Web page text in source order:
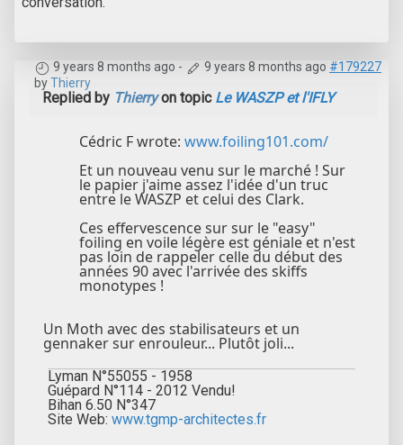
9 years 8 months ago - 9 years 8 months ago #179227
byThierry
Replied by Thierryon topic Le WASZP et l'IFLY
Cédric F wrote: www.foiling101.com/
Et un nouveau venu sur le marché ! Sur
le papier j'aime assez l'idée d'un truc
entre le WASZP et celui des Clark.
Ces effervescence sur sur le "easy"
foiling en voile légère est géniale et n'est
pas loin de rappeler celle du début des
années 90 avec l'arrivée des skiffs
monotypes !
Un Moth avec des stabilisateurs et un
gennaker sur enrouleur... Plutôt joli...
Lyman N°55055 - 1958
Guépard N°114 - 2012 Vendu!
Bihan 6.50 N°347
Site Web: www.tgmp-architectes.fr